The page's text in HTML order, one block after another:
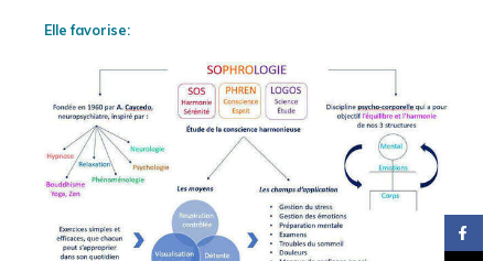
Elle favorise: